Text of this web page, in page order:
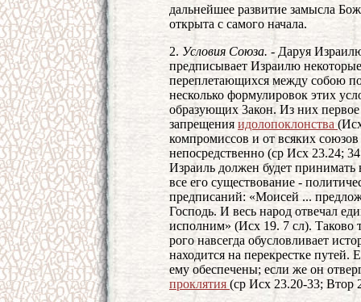
дальнейшее развитие замысла
открыта с самого начала.
2. Условия Союза. - Даруя
предписывает Израилю
переплетающихся между собою
несколько формулировок этих
образующих 3акон. Из них
запрещения идолопоклонства
компромиссов и от всяких
непосредственно (ср Исх 23.24;
Израиль должен будет принимать
все его существование -
предписаний: «Моисей ...
Господь. И весь народ отвечал
исполним» (Исх 19. 7 сл). Таково
рого навсегда обусловливает
находится на перекрестке
ему обеспечены; если же он
проклятия (ср Исх 23.20-33; Втор